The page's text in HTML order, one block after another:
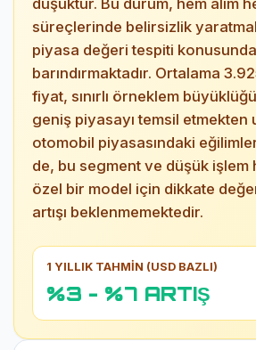
düşüktür. Bu durum, hem alım
süreçlerinde belirsizlik
piyasa değeri tespiti
barındırmaktadır. Ortalama
fiyat, sınırlı örneklem
geniş piyasayı temsil etmekten
otomobil piyasasındaki
de, bu segment ve düşük işlem
özel bir model için dikkate
artışı beklenmemektedir.
1 YILLIK TAHMİN (USD BAZLI)
%3 - %7 ARTIŞ